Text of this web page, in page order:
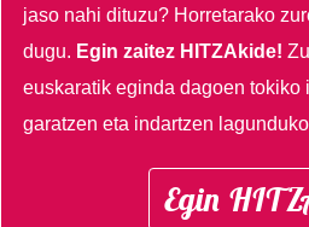
jaso nahi dituzu? Horretarako
dugu. Egin zaitez HITZAkide!
euskaratik eginda dagoen tokiko
garatzen eta indartzen
Egin